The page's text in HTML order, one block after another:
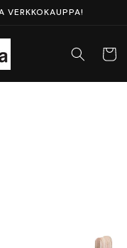
VERKKOKAUPPA!